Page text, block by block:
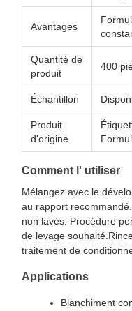
Avantages
Quantité de
produit
400
Échantillon
Produit
d'origine
Comment l' utiliser
Mélangez avec le
au rapport
non lavés. Procédure
de levage
traitement de
Applications
Blanchiment